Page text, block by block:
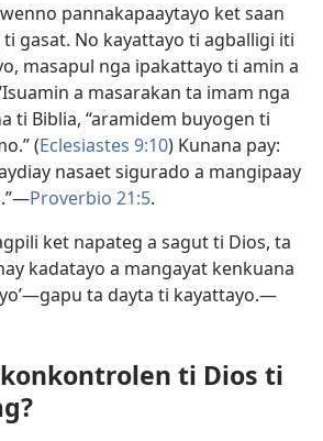
pannakapaaytayo ket saan
gasat. No kayattayo ti agballigi iti
masapul nga ipakattayo ti amin a
a masarakan ta imam nga
ti Biblia, “aramidem buyogen ti
(Eclesiastes 9:10) Kunana pay:
nasaet sigurado a mangipaay
Proverbio 21:5.
ket napateg a sagut ti Dios, ta
kadatayo a mangayat kenkuana
ta dayta ti kayattayo.—
ti Dios ti